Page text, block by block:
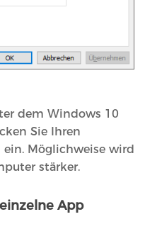
dem Windows 10
Sie Ihren
Möglichweise wird
stärker.
App